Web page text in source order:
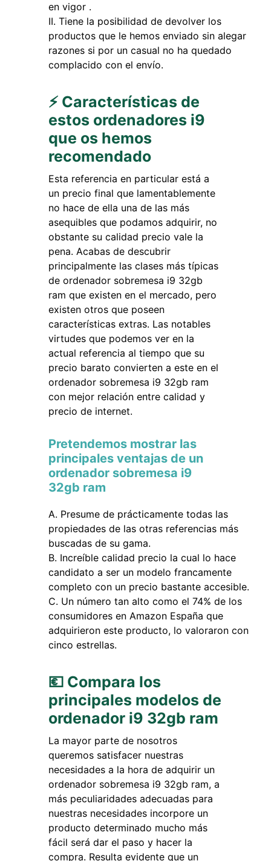
en vigor .
Tiene la posibilidad de devolver los
productos que le hemos enviado sin alegar
razones si por un casual no ha quedado
complacido con el envío.
⚡ Características de
estos ordenadores i9
que os hemos
recomendado
Esta referencia en particular está a
un precio final que lamentablemente
no hace de ella una de las más
asequibles que podamos adquirir, no
obstante su calidad precio vale la
pena. Acabas de descubrir
principalmente las clases más típicas
de ordenador sobremesa i9 32gb
ram que existen en el mercado, pero
existen otros que poseen
características extras. Las notables
virtudes que podemos ver en la
actual referencia al tiempo que su
precio barato convierten a este en el
ordenador sobremesa i9 32gb ram
con mejor relación entre calidad y
precio de internet.
Pretendemos mostrar las
principales ventajas de un
ordenador sobremesa i9
32gb ram
Presume de prácticamente todas las
propiedades de las otras referencias más
buscadas de su gama.
Increíble calidad precio la cual lo hace
candidato a ser un modelo francamente
completo con un precio bastante accesible.
Un número tan alto como el 74% de los
consumidores en Amazon España que
adquirieron este producto, lo valoraron con
cinco estrellas.
💶 Compara los
principales modelos de
ordenador i9 32gb ram
La mayor parte de nosotros
queremos satisfacer nuestras
necesidades a la hora de adquirir un
ordenador sobremesa i9 32gb ram, a
más peculiaridades adecuadas para
nuestras necesidades incorpore un
producto determinado mucho más
fácil será dar el paso y hacer la
compra. Resulta evidente que un